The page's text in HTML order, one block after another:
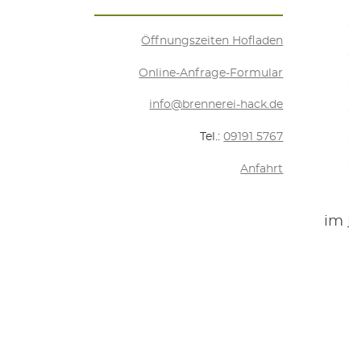
im
Öff­nungs­zei­ten Hofladen
Online-Anfra­ge-For­mu­lar
info@brennerei-hack.de
Tel.:09191 5767
Anfahrt